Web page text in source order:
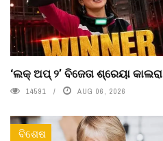
‘ଲକ୍ ଅପ୍ ୨’ ବିଜେତା ଶ୍ରେୟା କାଲରା
14591 AUG 06, 2026
ବିଶେଷ